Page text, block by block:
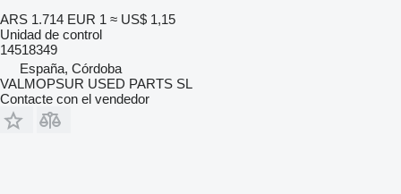
ARS 1.714 EUR 1 ≈ US$ 1,15
Unidad de control
14518349
España, Córdoba
VALMOPSUR USED PARTS SL
Contacte con el vendedor